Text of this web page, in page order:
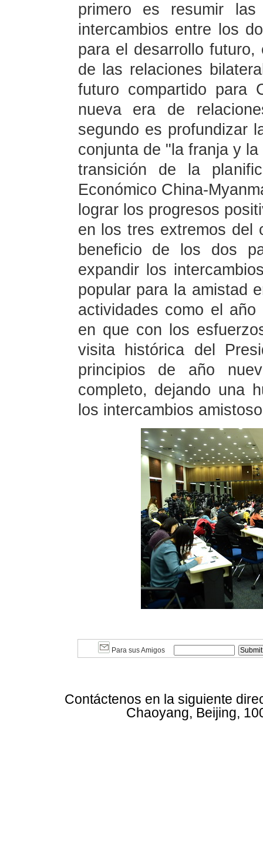
primero es resumir
intercambios entre los
para el desarrollo
de las relaciones
futuro compartido para
nueva era de
segundo es profundizar
conjunta de "la franja y
transición de la
Económico China-
lograr los progresos
en los tres extremos del
beneficio de los dos
expandir los
popular para la amistad
actividades como el
en que con los
visita histórica del
principios de año
completo, dejando una
los intercambios
Para sus Amigos
Contáctenos en la siguiente
Chaoyang, Beijing,